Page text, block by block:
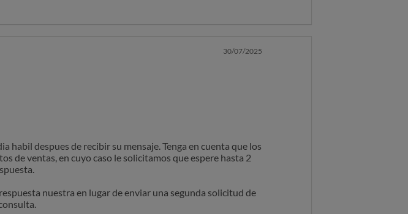
30/07/2025
despues de recibir su mensaje. Tenga en cuenta que los
de ventas, en cuyo caso le solicitamos que espere hasta 2
nuestra en lugar de enviar una segunda solicitud de